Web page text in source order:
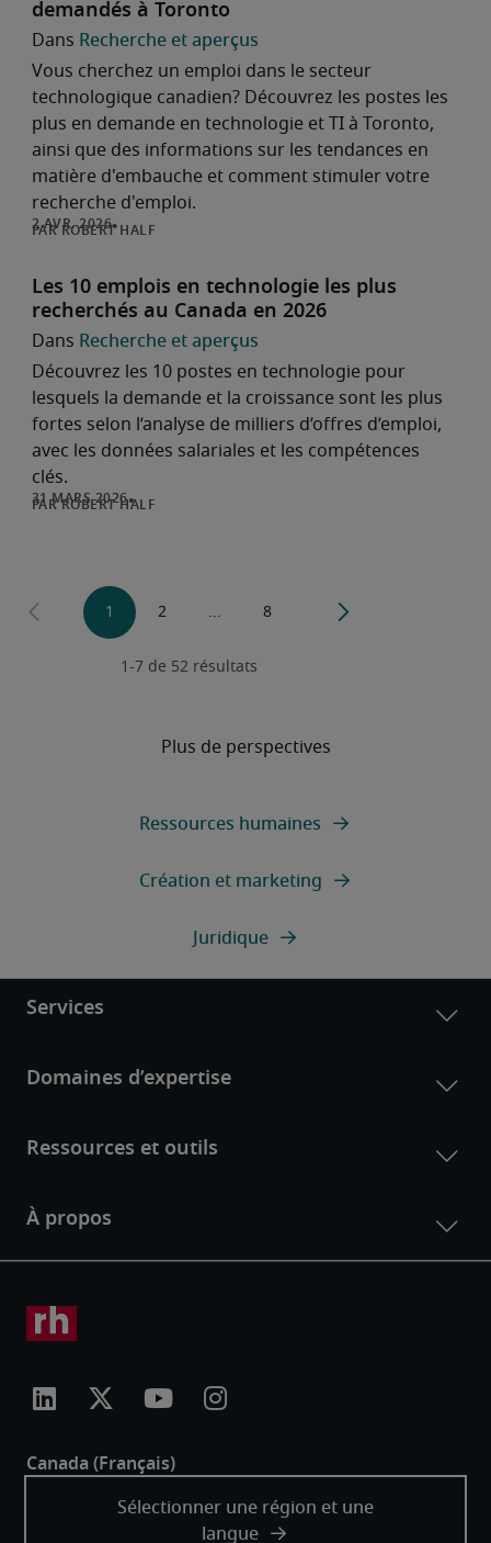
demandés à Toronto
Vous cherchez un emploi dans le secteur
technologique canadien? Découvrez les postes les
plus en demande en technologie et TI à Toronto,
ainsi que des informations sur les tendances en
matière d'embauche et comment stimuler votre
recherche d'emploi.
Recherche et aperçus
ROBERT HALF
Les 10 emplois en technologie les plus
recherchés au Canada en 2026
Découvrez les 10 postes en technologie pour
lesquels la demande et la croissance sont les plus
fortes selon l’analyse de milliers d’offres d’emploi,
avec les données salariales et les compétences
clés.
Recherche et aperçus
ROBERT HALF
Plus de perspectives